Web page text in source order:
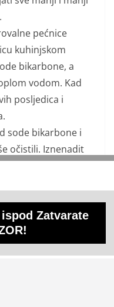
pećnice
kuhinjskom
bikarbone, a
vodom. Kad
posljedica i
sode bikarbone i
očistili. Iznenadit
ormar postaje
vremenom pomalo
Zatvarate